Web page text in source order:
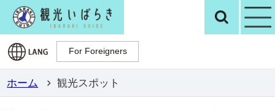
観光いばらき検
For Foreigners
For Foreigners
ホーム 観光スポット